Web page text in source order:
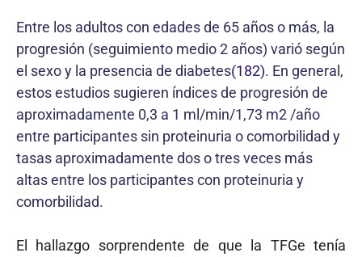
Entre los adultos con edades de 65 años o más, la
progresión (seguimiento medio 2 años) varió según
el sexo y la presencia de diabetes(182). En general,
estos estudios sugieren índices de progresión de
aproximadamente 0,3 a 1 ml/min/1,73 m2 /año
entre participantes sin proteinuria o comorbilidad y
tasas aproximadamente dos o tres veces más
altas entre los participantes con proteinuria y
comorbilidad.
El hallazgo sorprendente de que la TFGe tenía